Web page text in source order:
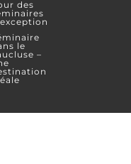
des
le
–